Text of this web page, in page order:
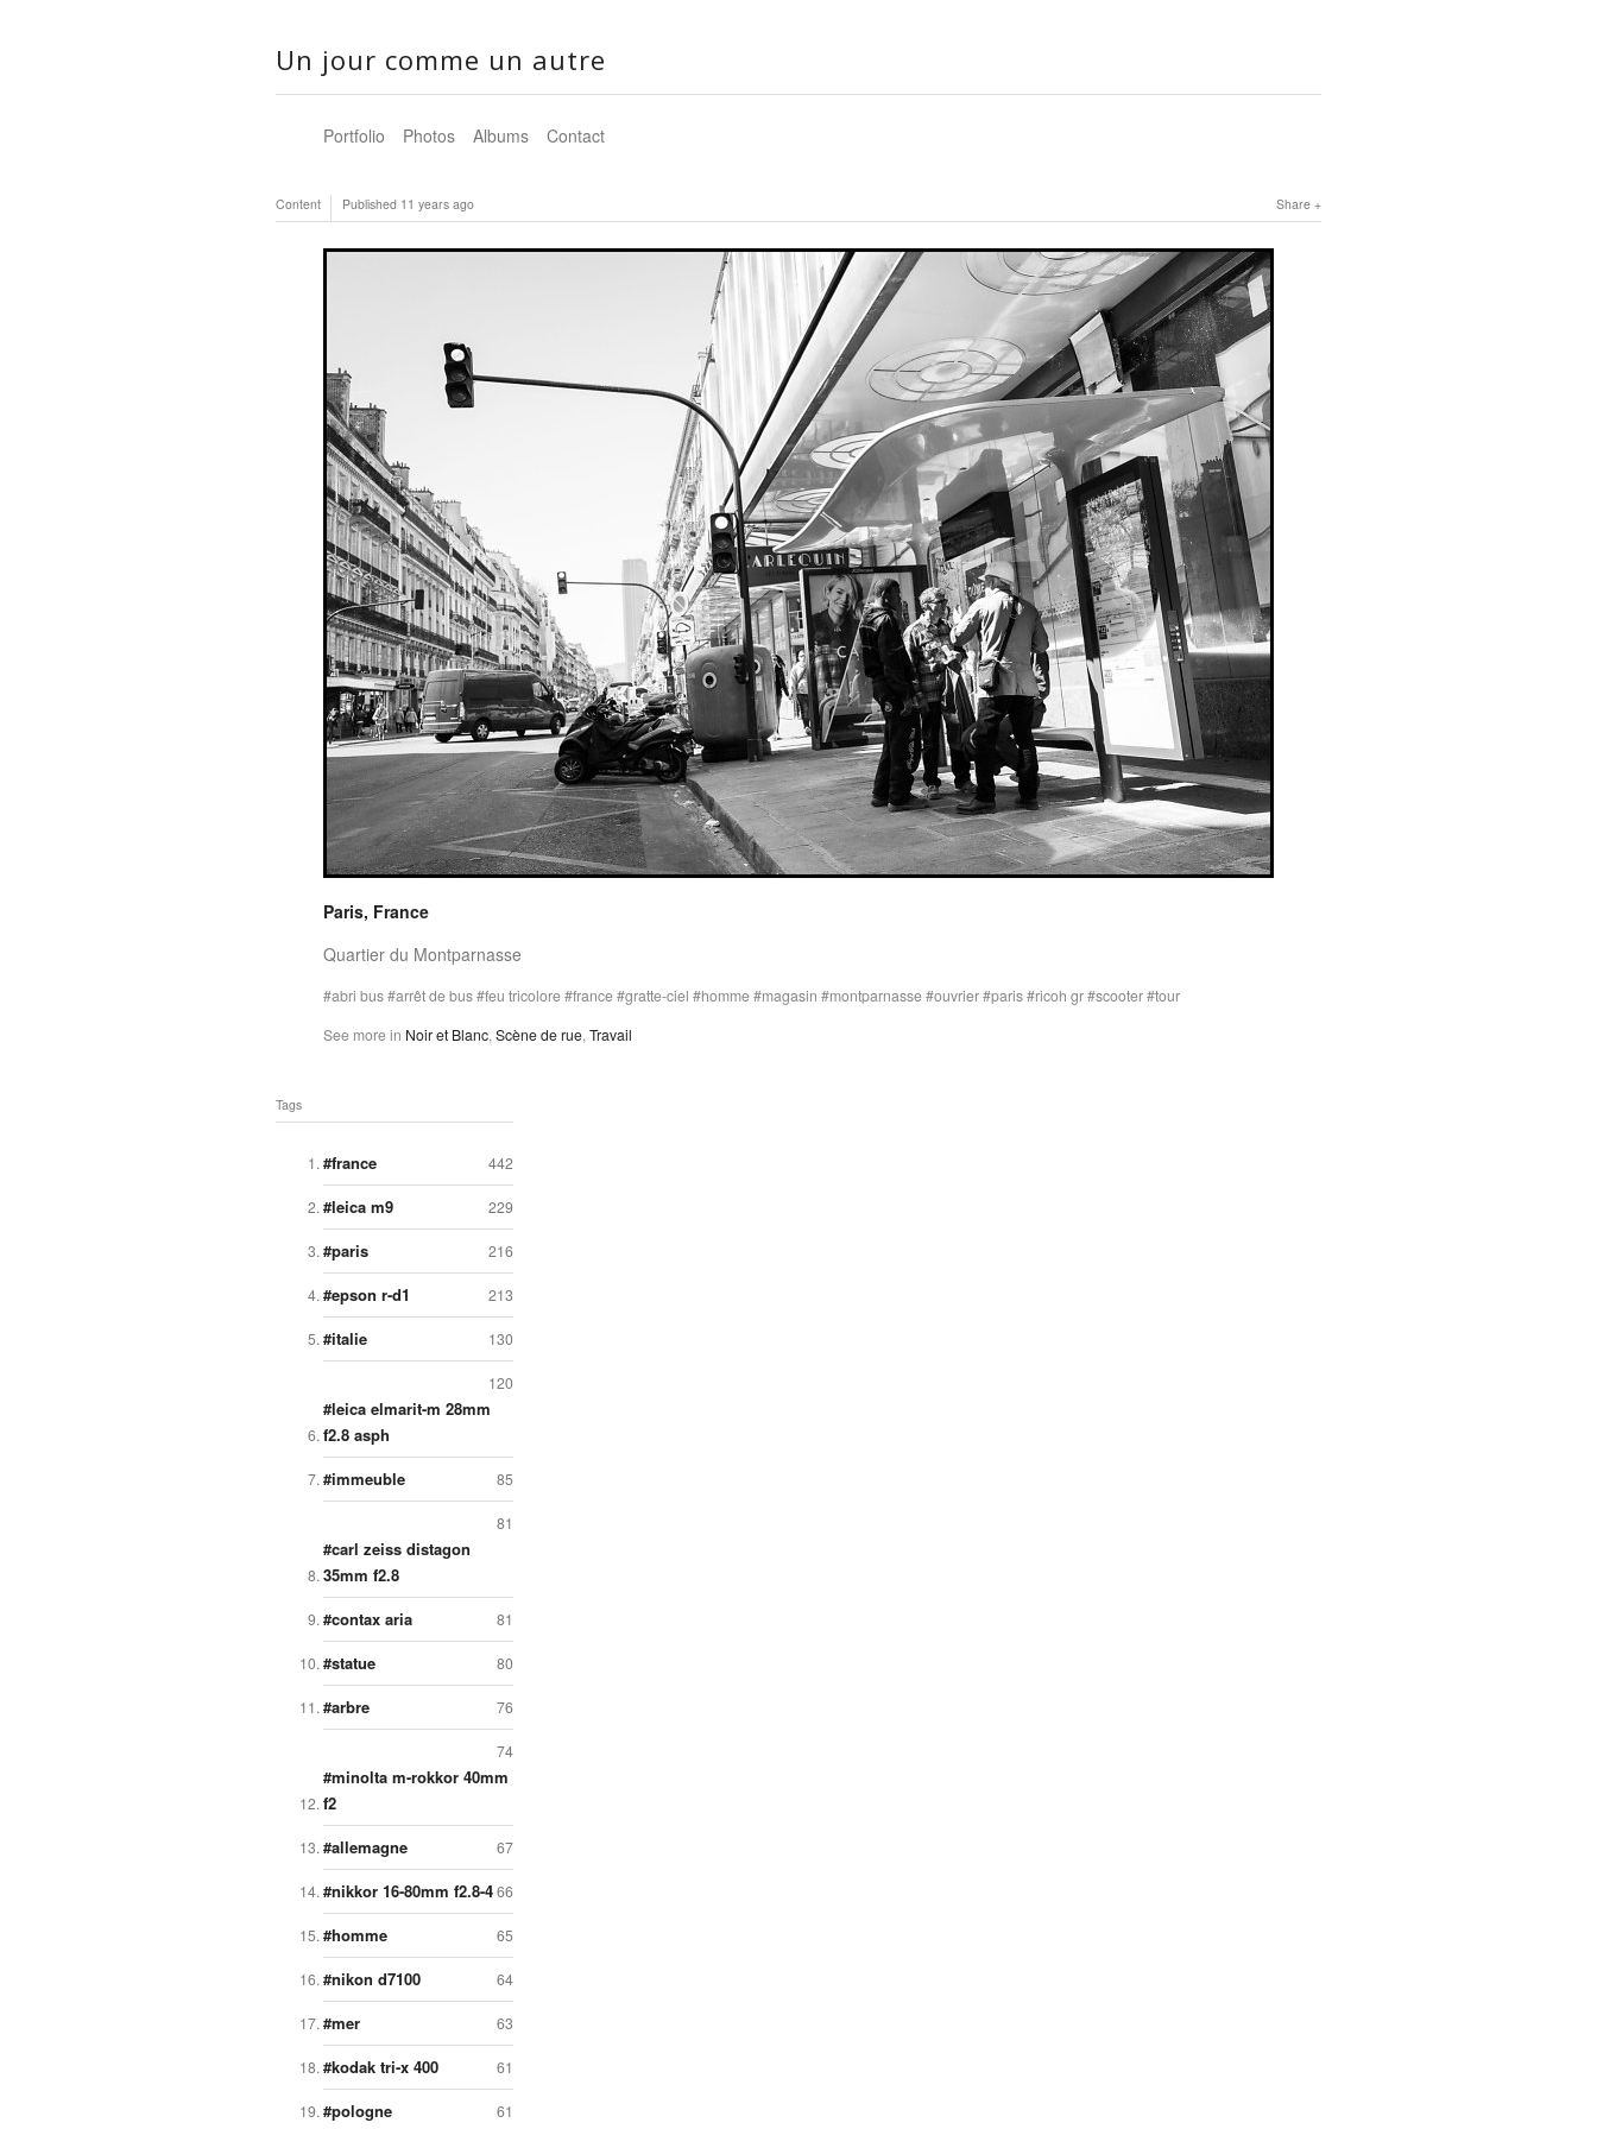
Un jour comme un autre
Portfolio Photos Albums Contact
Share
Content Published 11 years ago
Paris, France
Quartier du Montparnasse
abri bus arrêt de bus feu tricolore france gratte-ciel homme magasin montparnasse ouvrier paris ricoh gr scooter tour
See more in Noir et Blanc, Scène de rue, Travail
Tags
442
france
229
leica m9
216
paris
213
epson r-d1
130
italie
120
leica elmarit-m 28mm
f2.8 asph
85
immeuble
81
carl zeiss distagon
35mm f2.8
81
contax aria
80
statue
76
arbre
74
minolta m-rokkor 40mm
f2
67
allemagne
66
nikkor 16-80mm f2.8-4
65
homme
64
nikon d7100
63
mer
61
kodak tri-x 400
61
pologne